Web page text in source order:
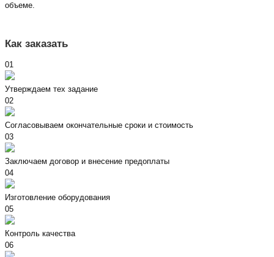
объеме.
Как заказать
01
Утверждаем тех задание
02
Согласовываем окончательные сроки и стоимость
03
Заключаем договор и внесение предоплаты
04
Изготовление оборудования
05
Контроль качества
06